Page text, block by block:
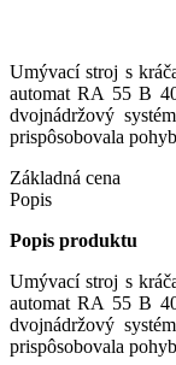
Umývací stroj s
automat RA 55 B
dvojnádržový
prispôsobovala
Základná cena
Popis
Popis produktu
Umývací stroj s
automat RA 55 B
dvojnádržový
prispôsobovala